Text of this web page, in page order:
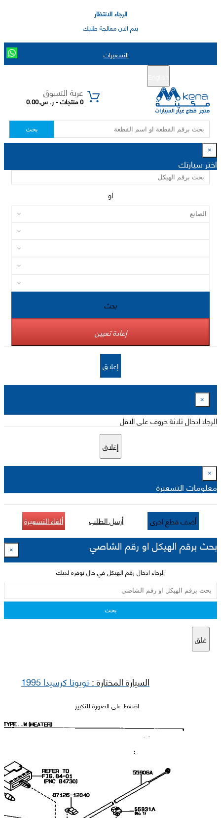
الرجاء الانتظار
يتم الان معالجة طلبك
التسعيرات
عربة التسوق
0 منتجات - ر. س.0.00
بحث
×
اختر سيارتك
او
بحث
إعادة تعيين
إغلاق
×
الرجاء ادخال ثلاثة حروف على الاقل
إغلاق
×
معلومات التسعيرة
أضف قطع اخرى أرسل الطلب ألغاء التسعيرة
بحث برقم الهيكل او رقم الشاصي ×
الرجاء ادخال رقم الهيكل في حال توفره لديك
بحث
غلق
السيارة المختارة :تويوتا كرسيدا 1995
اضغط على الصورة للتكبير